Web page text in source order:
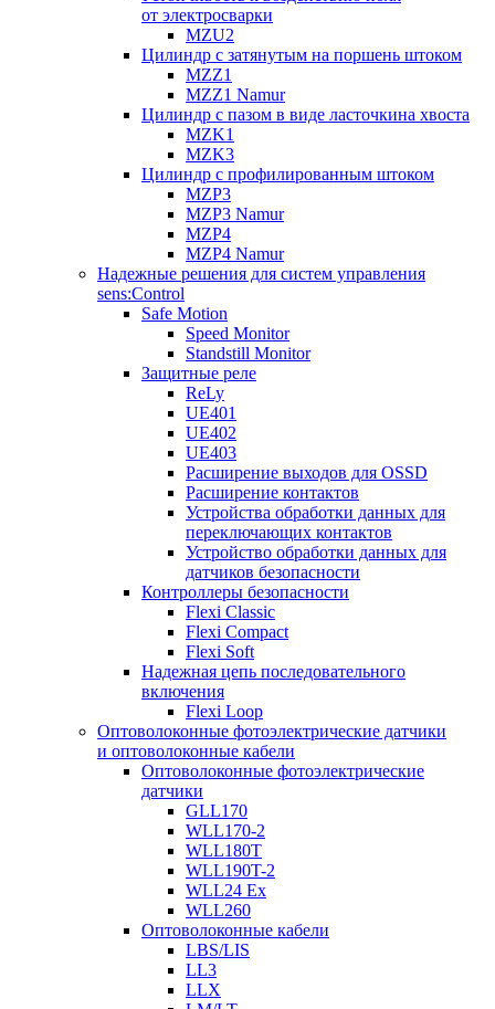
от электросварки
MZU2
Цилиндр с затянутым на поршень штоком
MZZ1
MZZ1 Namur
Цилиндр с пазом в виде ласточкина хвоста
MZK1
MZK3
Цилиндр с профилированным штоком
MZP3
MZP3 Namur
MZP4
MZP4 Namur
Надежные решения для систем управления
sens:Control
Safe Motion
Speed Monitor
Standstill Monitor
Защитные реле
ReLy
UE401
UE402
UE403
Расширение выходов для OSSD
Расширение контактов
Устройства обработки данных для
переключающих контактов
Устройство обработки данных для
датчиков безопасности
Контроллеры безопасности
Flexi Classic
Flexi Compact
Flexi Soft
Надежная цепь последовательного
включения
Flexi Loop
Оптоволоконные фотоэлектрические датчики
и оптоволоконные кабели
Оптоволоконные фотоэлектрические
датчики
GLL170
WLL170-2
WLL180T
WLL190T-2
WLL24 Ex
WLL260
Оптоволоконные кабели
LBS/LIS
LL3
LLX